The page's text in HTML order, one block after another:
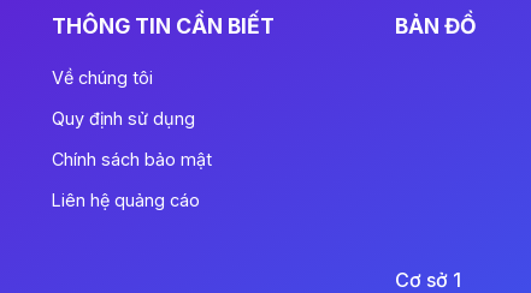
THÔNG TIN CẦN BIẾT
Về chúng tôi
Quy định sử dụng
Chính sách bảo mật
Liên hệ quảng cáo
BẢN ĐỒ
Cơ sở 1